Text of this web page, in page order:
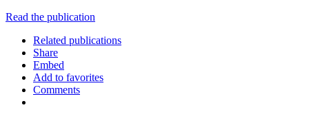
Read the publication
Related publications
Share
Embed
Add to favorites
Comments